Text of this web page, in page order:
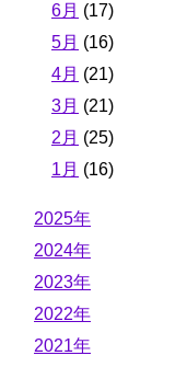
6月 (17)
5月 (16)
4月 (21)
3月 (21)
2月 (25)
1月 (16)
2025年
2024年
2023年
2022年
2021年